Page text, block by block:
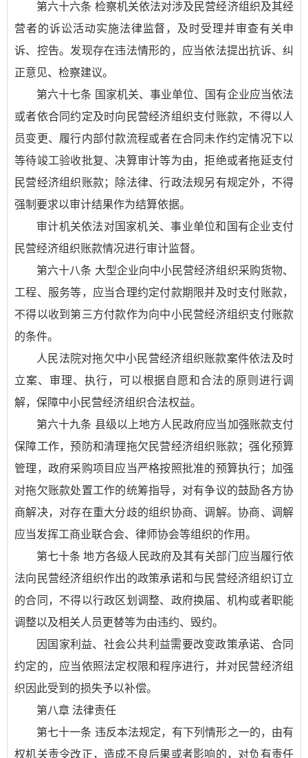
第六十六条 检察机关依法对涉及民营经济组织及其经
营者的诉讼活动实施法律监督，及时受理并审查有关申
诉、控告。发现存在违法情形的，应当依法提出抗诉、纠
正意见、检察建议。
第六十七条 国家机关、事业单位、国有企业应当依法
或者依合同约定及时向民营经济组织支付账款，不得以人
员变更、履行内部付款流程或者在合同未作约定情况下以
等待竣工验收批复、决算审计等为由，拒绝或者拖延支付
民营经济组织账款；除法律、行政法规另有规定外，不得
强制要求以审计结果作为结算依据。
审计机关依法对国家机关、事业单位和国有企业支付
民营经济组织账款情况进行审计监督。
第六十八条 大型企业向中小民营经济组织采购货物、
工程、服务等，应当合理约定付款期限并及时支付账款，
不得以收到第三方付款作为向中小民营经济组织支付账款
的条件。
人民法院对拖欠中小民营经济组织账款案件依法及时
立案、审理、执行，可以根据自愿和合法的原则进行调
解，保障中小民营经济组织合法权益。
第六十九条 县级以上地方人民政府应当加强账款支付
保障工作，预防和清理拖欠民营经济组织账款；强化预算
管理，政府采购项目应当严格按照批准的预算执行；加强
对拖欠账款处置工作的统筹指导，对有争议的鼓励各方协
商解决，对存在重大分歧的组织协商、调解。协商、调解
应当发挥工商业联合会、律师协会等组织的作用。
第七十条 地方各级人民政府及其有关部门应当履行依
法向民营经济组织作出的政策承诺和与民营经济组织订立
的合同，不得以行政区划调整、政府换届、机构或者职能
调整以及相关人员更替等为由违约、毁约。
因国家利益、社会公共利益需要改变政策承诺、合同
约定的，应当依照法定权限和程序进行，并对民营经济组
织因此受到的损失予以补偿。
第八章 法律责任
第七十一条 违反本法规定，有下列情形之一的，由有
权机关责令改正，造成不良后果或者影响的，对负有责任